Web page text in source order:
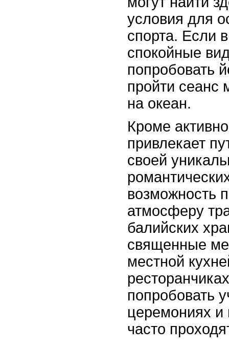
условия для
спорта. Если
спокойные
попробовать
пройти сеанс
на океан.
Кроме
привлекает
своей
возможность
атмосферу
балийских
священные
местной
попробовать
церемониях и
часто